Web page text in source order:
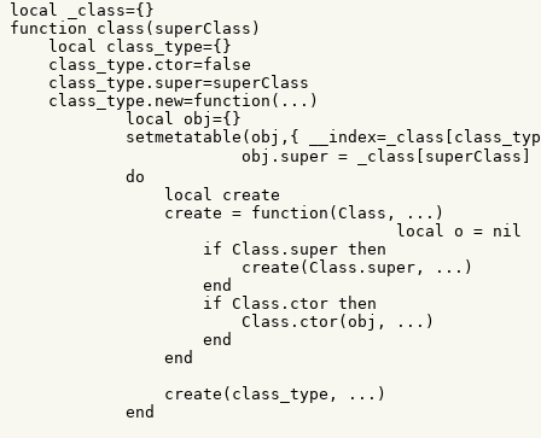
local _class={}
function
class ( superClass )
local
class_type={}
class_type . ctor=false
class_type . super=superClass
class_type . new=function ( ... )
local obj ={}
setmetatable ( obj ,{ __index= _class
obj . super = _class superClass
do
local
create
create = function ( Class , ... )
local o = nil
if Class . super then
create ( Class . super , ... )
end
if Class . ctor then
Class . ctor( obj , ... )
end
end
create ( class_type , ... )
end